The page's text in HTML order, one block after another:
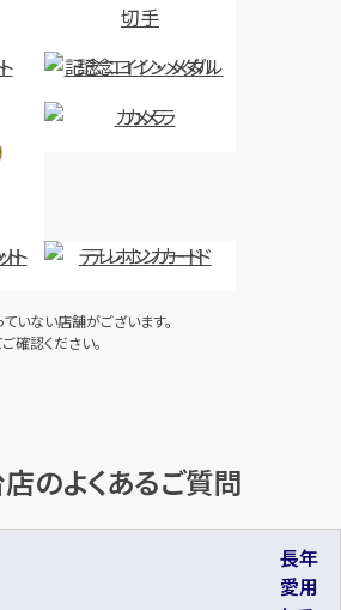
切手
記念コイン・メダル
カメラ
テレホンカード
いない店舗がございます。
確認ください。
のよくあるご質問
長年
愛用